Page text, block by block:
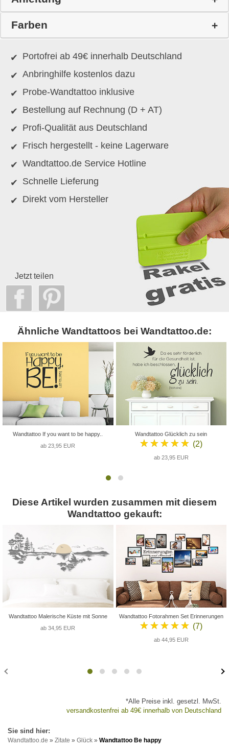
Farben
Portofrei ab 49€ innerhalb Deutschland
Anbringhilfe kostenlos dazu
Probe-Wandtattoo inklusive
Bestellung auf Rechnung (D + AT)
Profi-Qualität aus Deutschland
Frisch hergestellt - keine Lagerware
Wandtattoo.de Service Hotline
Schnelle Lieferung
Direkt vom Hersteller
Jetzt teilen
Ähnliche Wandtattoos bei Wandtattoo.de:
Wandtattoo If you want to be happy..
ab 23,95 EUR
Wandtattoo Glücklich zu sein
★★★★★ (2)
ab 23,95 EUR
Diese Artikel wurden zusammen mit diesem
Wandtattoo gekauft:
Wandtattoo Malerische Küste mit Sonne
ab 34,95 EUR
Wandtattoo Fotorahmen Set Erinnerungen
★★★★★ (7)
ab 44,95 EUR
*Alle Preise inkl. gesetzl. MwSt.
versandkostenfrei ab 49€ innerhalb von Deutschland
Wandtattoo.de » Zitate » Glück » Wandtattoo Be happy